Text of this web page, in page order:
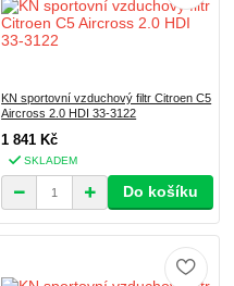
KN sportovní vzduchový filtr Citroen C5
Aircross 2.0 HDI 33-3122
1 841 Kč
SKLADEM
Do košíku